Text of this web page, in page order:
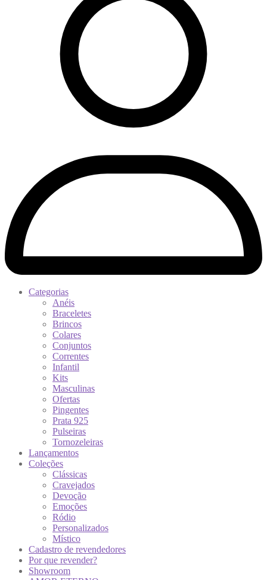
Categorias
Anéis
Braceletes
Brincos
Colares
Conjuntos
Correntes
Infantil
Kits
Masculinas
Ofertas
Pingentes
Prata 925
Pulseiras
Tornozeleiras
Lançamentos
Coleções
Clássicas
Cravejados
Devoção
Emoções
Ródio
Personalizados
Místico
Cadastro de revendedores
Por que revender?
Showroom